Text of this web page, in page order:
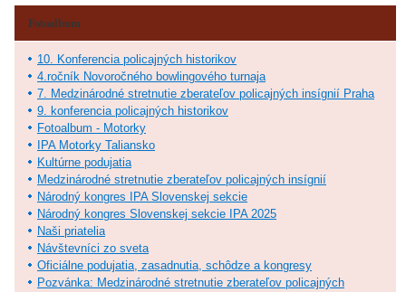
Fotoalbum
10. Konferencia policajných historikov
4.ročník Novoročného bowlingového turnaja
7. Medzinárodné stretnutie zberateľov policajných insígnií Praha
9. konferencia policajných historikov
Fotoalbum - Motorky
IPA Motorky Taliansko
Kultúrne podujatia
Medzinárodné stretnutie zberateľov policajných insígnií
Národný kongres IPA Slovenskej sekcie
Národný kongres Slovenskej sekcie IPA 2025
Naši priatelia
Návštevníci zo sveta
Oficiálne podujatia, zasadnutia, schôdze a kongresy
Pozvánka: Medzinárodné stretnutie zberateľov policajných